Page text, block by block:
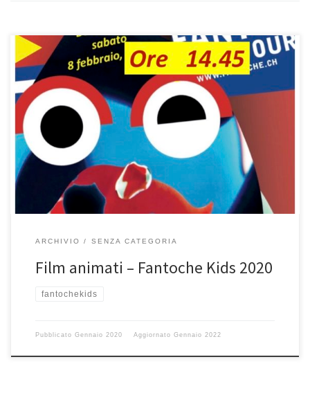
ARCHIVIO SENZA CATEGORIA
Film animati – Fantoche Kids 2020
fantochekids
Pubblicato Gennaio 2020 Aggiornato Gennaio 2022